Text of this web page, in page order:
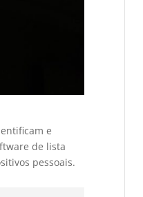
e
de lista
pessoais.